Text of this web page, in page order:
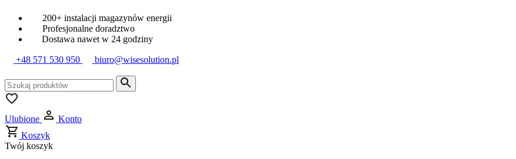
200+ instalacji magazynów energii
Profesjonalne doradztwo
Dostawa nawet w 24 godziny
+48 571 530 950 biuro@wisesolution.pl
Ulubione
Konto
Koszyk
Twój koszyk